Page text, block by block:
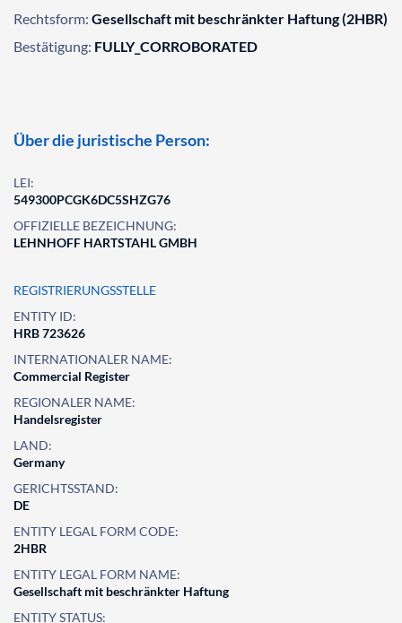
Rechtsform: Gesellschaft mit beschränkter Haftung (2HBR)
Bestätigung: FULLY_CORROBORATED
Über die juristische Person:
LEI:
549300PCGK6DC5SHZG76
OFFIZIELLE BEZEICHNUNG:
LEHNHOFF HARTSTAHL GMBH
REGISTRIERUNGSSTELLE
ENTITY ID:
HRB 723626
INTERNATIONALER NAME:
Commercial Register
REGIONALER NAME:
Handelsregister
LAND:
Germany
GERICHTSSTAND:
DE
ENTITY LEGAL FORM CODE:
2HBR
ENTITY LEGAL FORM NAME:
Gesellschaft mit beschränkter Haftung
ENTITY STATUS: